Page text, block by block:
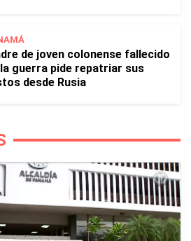
de joven colonense fallecido
guerra pide repatriar sus
desde Rusia